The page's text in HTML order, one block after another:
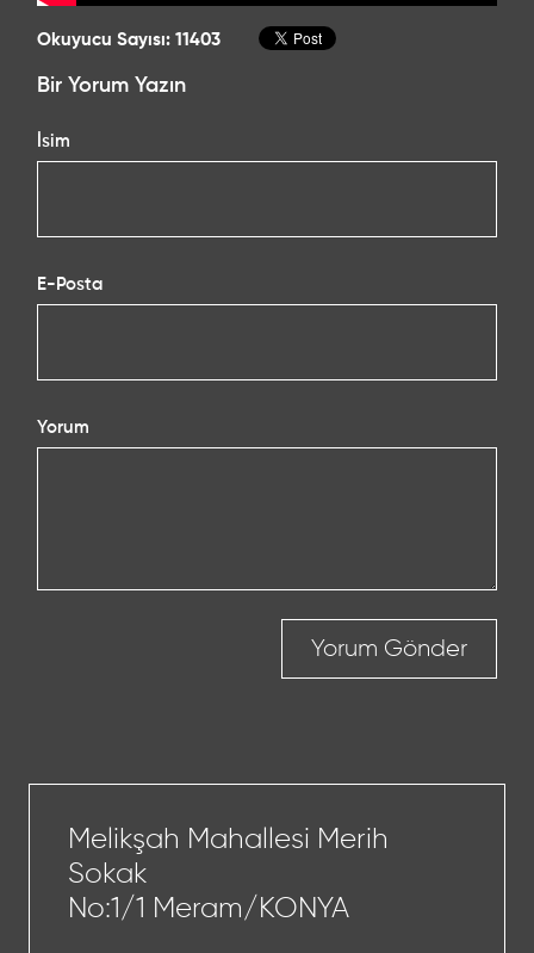
Okuyucu Sayısı: 11403
Bir Yorum Yazın
İsim
E-Posta
Yorum
Yorum Gönder
Melikşah Mahallesi Merih
Sokak
No:1/1 Meram/KONYA